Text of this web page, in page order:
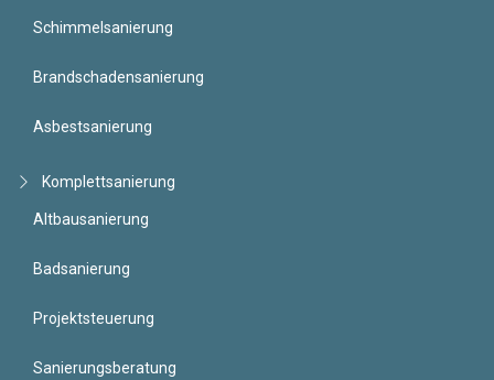
Schimmelsanierung
Brandschadensanierung
Asbestsanierung
Komplettsanierung
Altbausanierung
Badsanierung
Projektsteuerung
Sanierungsberatung